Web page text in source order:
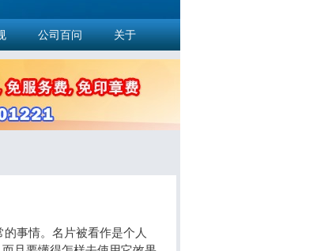
公司百问 关于
事情。名片被看作是个人